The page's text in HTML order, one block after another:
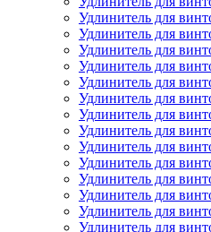
Удлинитель для
Удлинитель для
Удлинитель для
Удлинитель для
Удлинитель для
Удлинитель для
Удлинитель для
Удлинитель для
Удлинитель для
Удлинитель для
Удлинитель для
Удлинитель для
Удлинитель для
Удлинитель для